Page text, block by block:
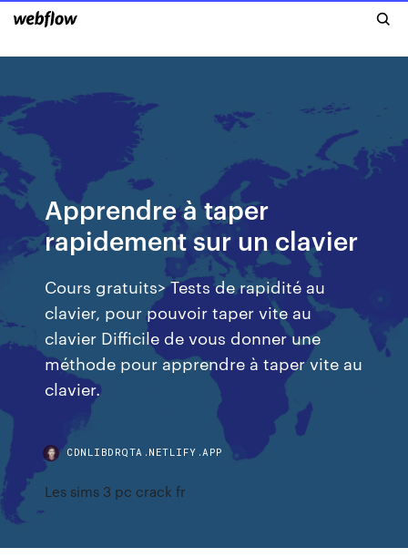
Apprendre à taper
rapidement sur un clavier
Cours gratuits> Tests de rapidité au
clavier, pour pouvoir taper vite au
clavier Difficile de vous donner une
méthode pour apprendre à taper vite au
clavier.
CDNLIBDRQTA.NETLIFY.APP
Les sims 3 pc crack fr